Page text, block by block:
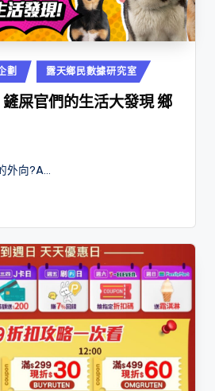
劃 露天鄉民數據研究室
屎官們的生活大發現 鄉
外向?A…